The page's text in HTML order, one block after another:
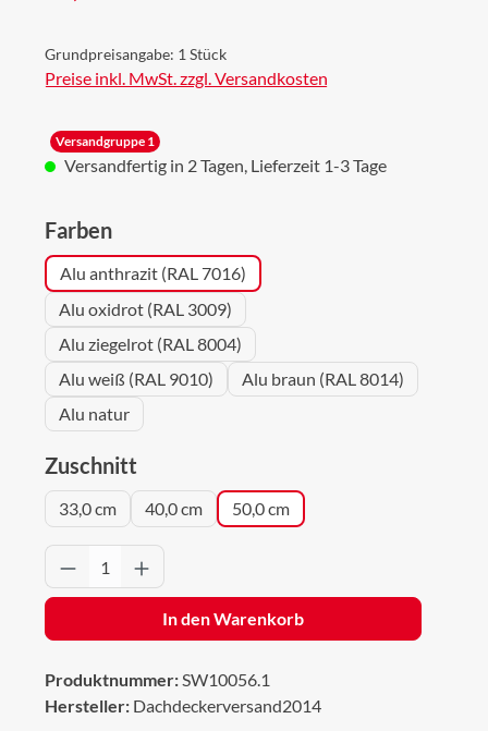
Grundpreisangabe: 1 Stück
Preise inkl. MwSt. zzgl. Versandkosten
Versandgruppe 1
Versandfertig in 2 Tagen, Lieferzeit 1-3 Tage
Farbenauswählen
Alu anthrazit (RAL 7016)
Alu oxidrot (RAL 3009)
Alu ziegelrot (RAL 8004)
Alu weiß (RAL 9010)
Alu braun (RAL 8014)
Alu natur
Zuschnitt
33,0 cm 40,0 cm 50,0 cm
Produkt Anzahl: Gib den gewünschten
In den Warenkorb
Produktnummer:SW10056.1
Hersteller: Dachdeckerversand2014